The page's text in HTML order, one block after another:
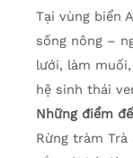
Tại vùng biển
sống nông –
lưới, làm
hệ sinh thái
Những điểm
Rừng tràm Trà